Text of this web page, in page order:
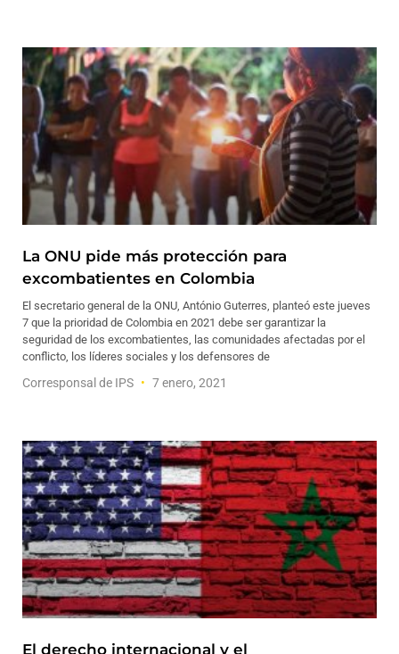
La ONU pide más protección para
excombatientes en Colombia
El secretario general de la ONU, António Guterres, planteó este jueves
7 que la prioridad de Colombia en 2021 debe ser garantizar la
seguridad de los excombatientes, las comunidades afectadas por el
conflicto, los líderes sociales y los defensores de
Corresponsal de IPS 7 enero, 2021
El derecho internacional y el